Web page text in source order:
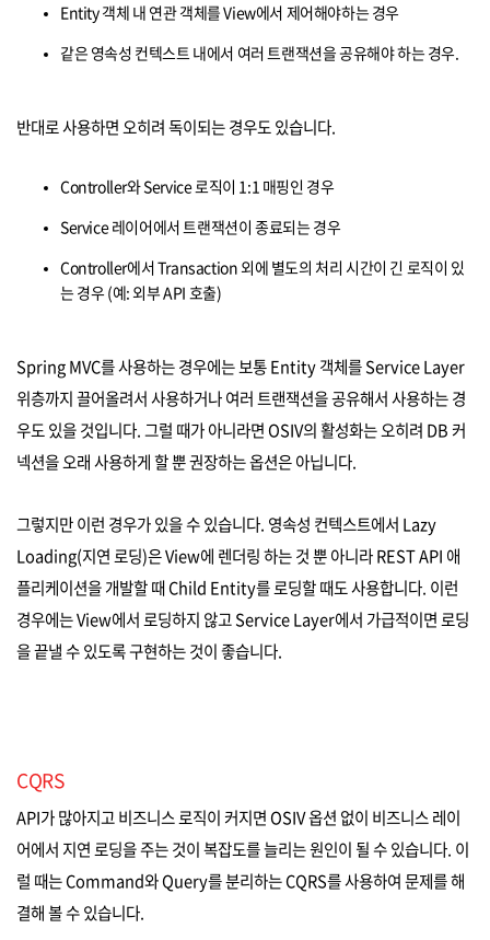
Entity 객체 내 연관 객체를 View에서 제어해야하는 경우
같은 영속성 컨텍스트 내에서 여러 트랜잭션을 공유해야 하는 경우.
반대로 사용하면 오히려 독이되는 경우도 있습니다.
Controller와 Service 로직이 1:1 매핑인 경우
Service 레이어에서 트랜잭션이 종료되는 경우
Controller에서 Transaction 외에 별도의 처리 시간이 긴 로직이 있
는 경우 (예: 외부 API 호출)
Spring MVC를 사용하는 경우에는 보통 Entity 객체를 Service Layer
위층까지 끌어올려서 사용하거나 여러 트랜잭션을 공유해서 사용하는 경
우도 있을 것입니다. 그럴 때가 아니라면 OSIV의 활성화는 오히려 DB 커
넥션을 오래 사용하게 할 뿐 권장하는 옵션은 아닙니다.
그렇지만 이런 경우가 있을 수 있습니다. 영속성 컨텍스트에서 Lazy
Loading(지연 로딩)은 View에 렌더링 하는 것 뿐 아니라 REST API 애
플리케이션을 개발할 때 Child Entity를 로딩할 때도 사용합니다. 이런
경우에는 View에서 로딩하지 않고 Service Layer에서 가급적이면 로딩
을 끝낼 수 있도록 구현하는 것이 좋습니다.
CQRS
API가 많아지고 비즈니스 로직이 커지면 OSIV 옵션 없이 비즈니스 레이
어에서 지연 로딩을 주는 것이 복잡도를 늘리는 원인이 될 수 있습니다. 이
럴 때는 Command와 Query를 분리하는 CQRS를 사용하여 문제를 해
결해 볼 수 있습니다.